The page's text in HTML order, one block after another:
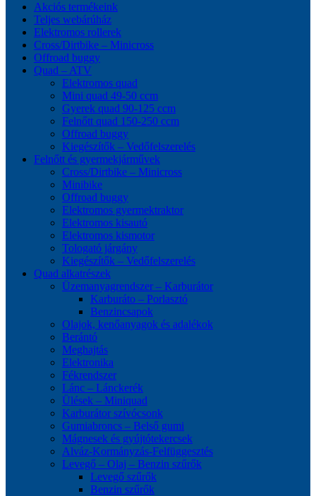
Akciós termékeink
Teljes webárúház
Elektromos rollerek
Cross/Dirtbike – Minicross
Offroad buggy
Quad – ATV
Elektromos quad
Mini quad 49-50 ccm
Gyerek quad 90-125 ccm
Felnőtt quad 150-250 ccm
Offroad buggy
Kiegészítők – Vedőfelszerelés
Felnőtt és gyermekjárművek
Cross/Dirtbike – Minicross
Minibike
Offroad buggy
Elektromos gyermektraktor
Elektromos kisautó
Elektromos kismotor
Tologató járgány
Kiegészítők – Vedőfelszerelés
Quad alkatrészek
Üzemanyagrendszer – Karburátor
Karburáto – Porlasztó
Benzincsapok
Olajok, kenőanyagok és adalékok
Berántó
Meghajtás
Elektronika
Fékrendszer
Lánc – Lánckerék
Ülések – Miniquad
Karburátor szívócsonk
Gumiabroncs – Belső gumi
Mágnesek és gyújtótekercsek
Alváz-Kormányzás-Felfüggesztés
Levegő – Olaj – Benzin szűrők
Levegő szűrők
Benzin szűrők